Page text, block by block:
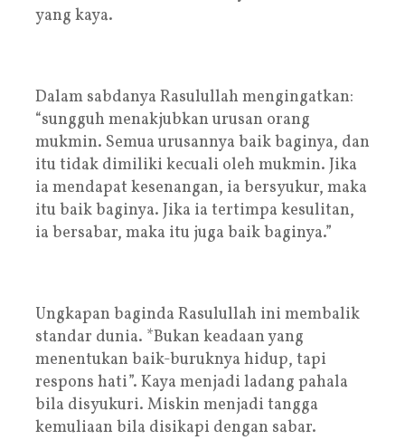
yang kaya.
Dalam sabdanya Rasulullah mengingatkan:
“sungguh menakjubkan urusan orang
mukmin. Semua urusannya baik baginya, dan
itu tidak dimiliki kecuali oleh mukmin. Jika
ia mendapat kesenangan, ia bersyukur, maka
itu baik baginya. Jika ia tertimpa kesulitan,
ia bersabar, maka itu juga baik baginya.”
Ungkapan baginda Rasulullah ini membalik
standar dunia. *Bukan keadaan yang
menentukan baik-buruknya hidup, tapi
respons hati”. Kaya menjadi ladang pahala
bila disyukuri. Miskin menjadi tangga
kemuliaan bila disikapi dengan sabar.